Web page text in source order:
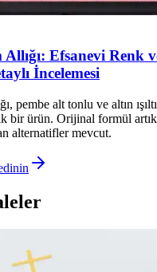
Allığı: Efsanevi Renk
İncelemesi
pembe alt tonlu ve altın
bir ürün. Orijinal formül
alternatifler mevcut.